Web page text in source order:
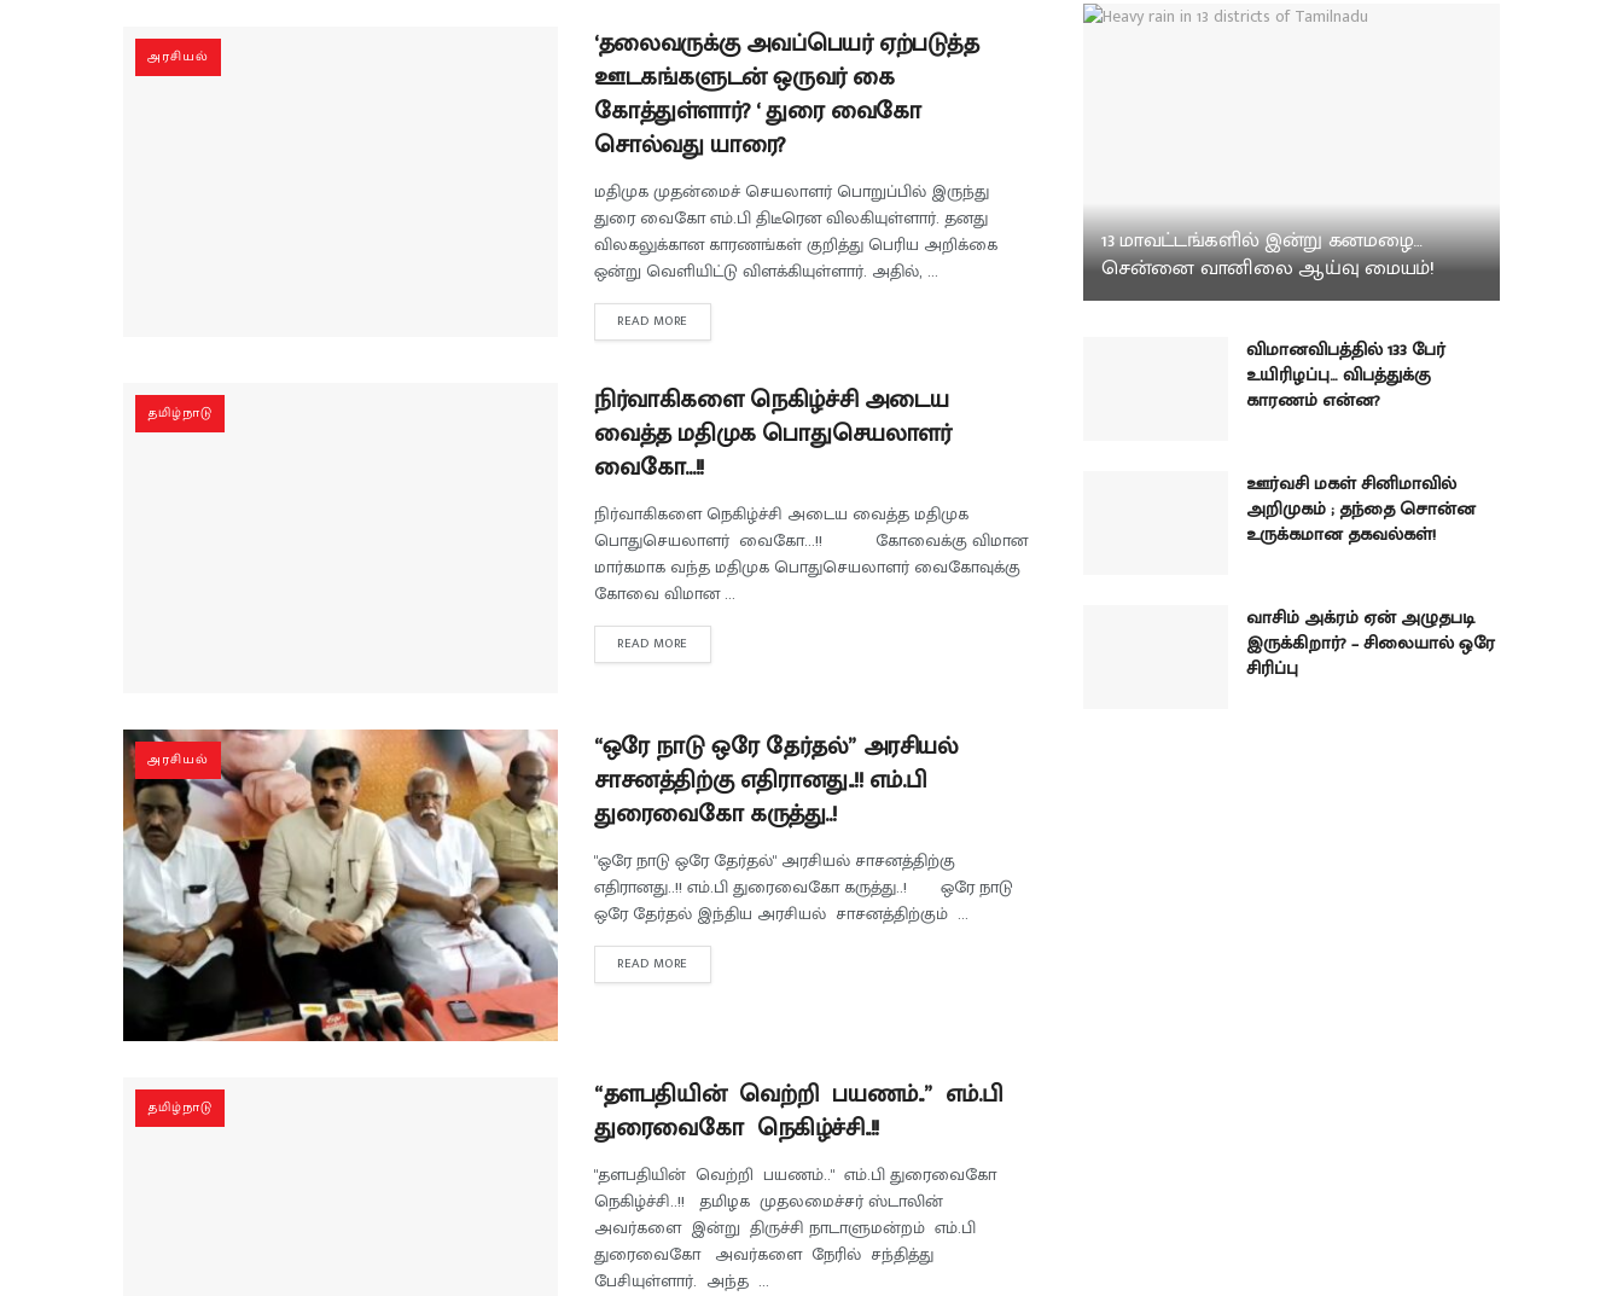
அரசியல்
‘தலைவருக்கு அவப்பெயர் ஏற்படுத்த
ஊடகங்களுடன் ஒருவர் கை
கோத்துள்ளார்? ‘ துரை வைகோ
சொல்வது யாரை?
மதிமுக முதன்மைச் செயலாளர் பொறுப்பில் இருந்து
துரை வைகோ எம்.பி திடீரென விலகியுள்ளார். தனது
விலகலுக்கான காரணங்கள் குறித்து பெரிய அறிக்கை
ஒன்று வெளியிட்டு விளக்கியுள்ளார். அதில், ...
READ MORE
தமிழ்நாடு
நிர்வாகிகளை நெகிழ்ச்சி அடைய
வைத்த மதிமுக பொதுசெயலாளர்
வைகோ…!!
நிர்வாகிகளை நெகிழ்ச்சி அடைய வைத்த மதிமுக
பொதுசெயலாளர் வைகோ...!! கோவைக்கு விமான
மார்கமாக வந்த மதிமுக பொதுசெயலாளர் வைகோவுக்கு
கோவை விமான ...
READ MORE
அரசியல்
“ஒரே நாடு ஒரே தேர்தல்” அரசியல்
சாசனத்திற்கு எதிரானது..!! எம்.பி
துரைவைகோ கருத்து..!
"ஒரே நாடு ஒரே தேர்தல்" அரசியல் சாசனத்திற்கு
எதிரானது..!! எம்.பி துரைவைகோ கருத்து..! ஒரே நாடு
ஒரே தேர்தல் இந்திய அரசியல் சாசனத்திற்கும் ...
READ MORE
தமிழ்நாடு
“தளபதியின் வெற்றி பயணம்..” எம்.பி
துரைவைகோ நெகிழ்ச்சி..!!
"தளபதியின் வெற்றி பயணம்.." எம்.பி துரைவைகோ
நெகிழ்ச்சி..!! தமிழக முதலமைச்சர் ஸ்டாலின்
அவர்களை இன்று திருச்சி நாடாளுமன்றம் எம்.பி
துரைவைகோ அவர்களை நேரில் சந்தித்து
பேசியுள்ளார். அந்த ...
13 மாவட்டங்களில் இன்று கனமழை…
சென்னை வானிலை ஆய்வு மையம்!
விமானவிபத்தில் 133 பேர்
உயிரிழப்பு… விபத்துக்கு
காரணம் என்ன?
ஊர்வசி மகள் சினிமாவில்
அறிமுகம் ; தந்தை சொன்ன
உருக்கமான தகவல்கள்!
வாசிம் அக்ரம் ஏன் அழுதபடி
இருக்கிறார்? – சிலையால் ஒரே
சிரிப்பு